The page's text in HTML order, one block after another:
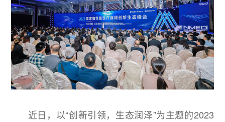
近日，以“创新引领，生态润泽”为主题的2023